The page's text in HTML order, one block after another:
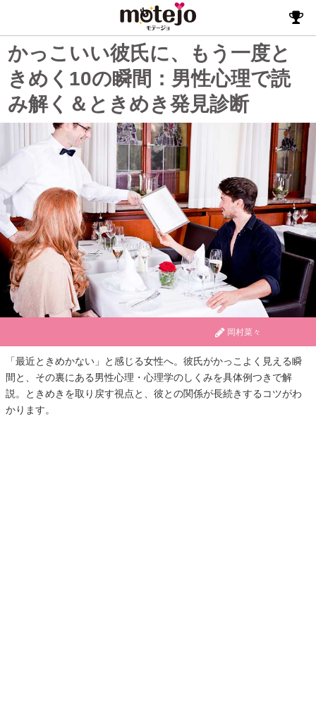
かっこいい彼氏に、もう一度と
きめく10の瞬間：男性心理で読
み解く＆ときめき発見診断
岡村菜々
「最近ときめかない」と感じる女性へ。彼氏がかっこよく見える瞬
間と、その裏にある男性心理・心理学のしくみを具体例つきで解
説。ときめきを取り戻す視点と、彼との関係が長続きするコツがわ
かります。